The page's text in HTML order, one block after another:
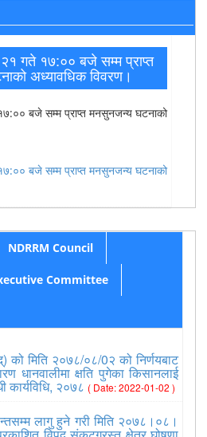
गते १७:०० बजे सम्म प्राप्त
अध्यावधिक विवरण।
बजे सम्म प्राप्त मनसुनजन्य घटनाको
बजे सम्म प्राप्त मनसुनजन्य घटनाको
NDRRM Council
Committee
को मिति २०७८/०८/0२ को निर्णयबाट
धानवालीमा क्षति पुगेका किसानलाई
कार्यविधि, २०७८ ( Date: 2022-01-02 )
लागु हुने गरी मिति २०७८।०८।